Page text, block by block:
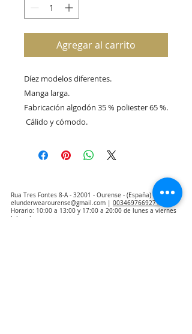
Agregar al carrito
Díez modelos diferentes.
Manga larga.
Fabricación algodón 35 % poliester 65 %.
Cálido y cómodo.
Rua Tres Fontes 8-A - 32001 - Ourense - (España) |
elunderwearourense@gmail.com
0034697669271
Horario: 10:00 a 13:00 y 17:00 a 20:00 de lunes a viernes
laborales